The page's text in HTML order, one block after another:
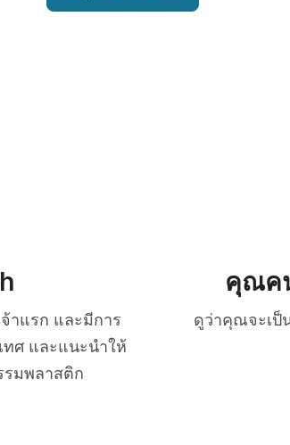
าแรก และมีการ
ทศ และแนะนำให้
รมพลาสติก
คุณค
ดูว่าคุณจะเป็